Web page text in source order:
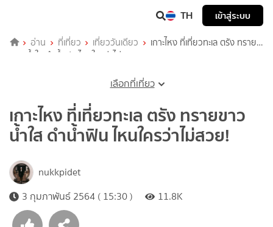
TH เข้าสู่ระบบ
อ่าน ที่เที่ยว เที่ยววันเดียว
เกาะไหง ที่เที่ยวทะเล ตรัง ทราย
ขาว น้ำใส ดำน้ำฟิน ไหนใครว่าไม่สวย!
เลือกที่เที่ยว
เกาะไหง ที่เที่ยวทะเล ตรัง ทรายขาว
น้ำใส ดำน้ำฟิน ไหนใครว่าไม่สวย!
nukkpidet
3 กุมภาพันธ์ 2564 ( 15:30 )
11.8K